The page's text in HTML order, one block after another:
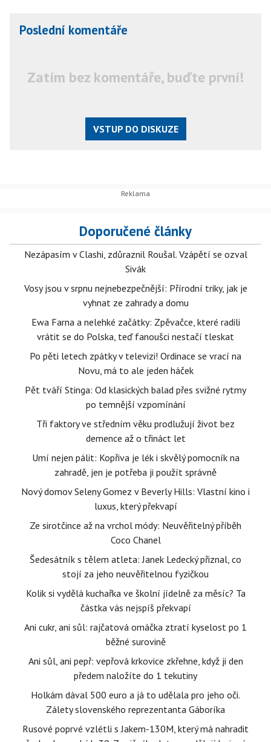
Poslední komentáře
Zatím bez komentáře, buďte první!
VSTUP DO DISKUZE
Doporučené články
Nezápasím v Clashi, zdůraznil Roušal. Vzápětí se ozval
Sivák
Vosy jsou v srpnu nejnebezpečnější: Přírodní triky, jak je
vyhnat ze zahrady a domu
Ewa Farna a nelehké začátky: Zpěvačce, které radili
vrátit se do Polska, teď fanoušci nestačí tleskat
Po pěti letech zpátky v televizi! Ordinace se vrací na
Novu, má to ale jeden háček
Pět tváří Stinga: Od klasických balad přes svižné rytmy
po temnější vzpomínání
Tři faktory ve středním věku prodlužují život bez
demence až o třináct let
Umí nejen pálit: Kopřiva je lék i skvělý pomocník na
zahradě, jen je potřeba ji použít správně
Nový domov Seleny Gomez v Beverly Hills: Vlastní kino i
luxus, který překvapí
Ze sirotčince až na vrchol módy: Neuvěřitelný příběh
Coco Chanel
Šedesátník s tělem atleta: Janek Ledecký přiznal, co
stojí za jeho neuvěřitelnou fyzičkou
Kolik si vydělá kuchařka ve školní jídelně za měsíc? Ta
částka vás nejspíš překvapí
Ani cukr, ani sůl: rajčatová omáčka ztratí kyselost po 1
běžné surovině
Ani sůl, ani pepř: vepřová krkovice zkřehne, když ji den
předem naložíte do 1 tekutiny
Holkám dával 500 euro a já to udělala pro jeho oči.
Zálety slovenského reprezentanta Gáboríka
Rusové poprvé vzlétli s Jakem-130M, který má nahradit